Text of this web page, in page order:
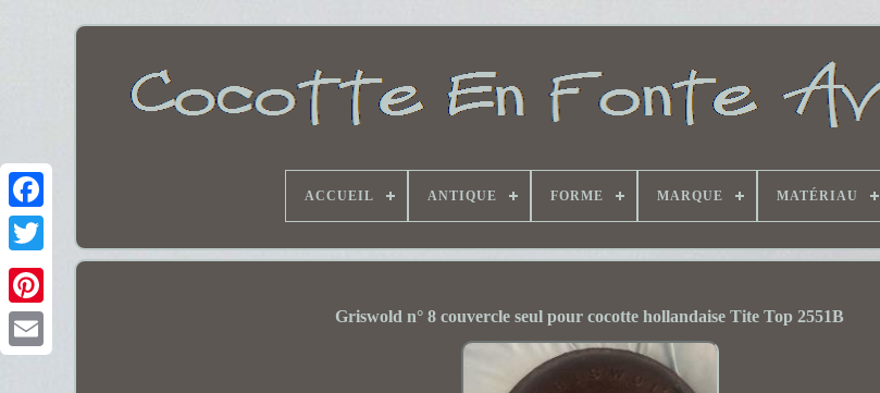
ACCUEIL ANTIQUE FORME MARQUE MATÉRIAU
Griswold n° 8 couvercle seul pour cocotte hollandaise Tite Top 2551B